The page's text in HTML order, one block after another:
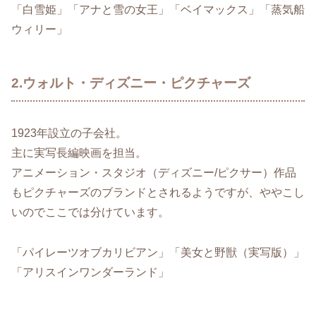
「白雪姫」「アナと雪の女王」「ベイマックス」「蒸気船
ウィリー」
2.ウォルト・ディズニー・ピクチャーズ
1923年設立の子会社。
主に実写長編映画を担当。
アニメーション・スタジオ（ディズニー/ピクサー）作品
もピクチャーズのブランドとされるようですが、ややこし
いのでここでは分けています。
「パイレーツオブカリビアン」「美女と野獣（実写版）」
「アリスインワンダーランド」